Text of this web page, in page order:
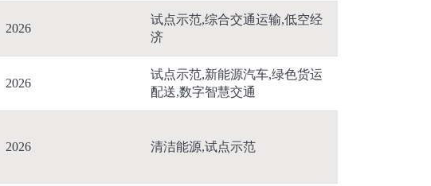
2026
试点示范,综合交通运输,低空经
济
2026
试点示范,新能源汽车,绿色货运
配送,数字智慧交通
2026 清洁能源,试点示范